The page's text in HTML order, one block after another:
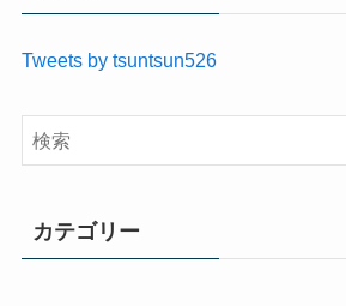
Tweets by tsuntsun526
カテゴリー